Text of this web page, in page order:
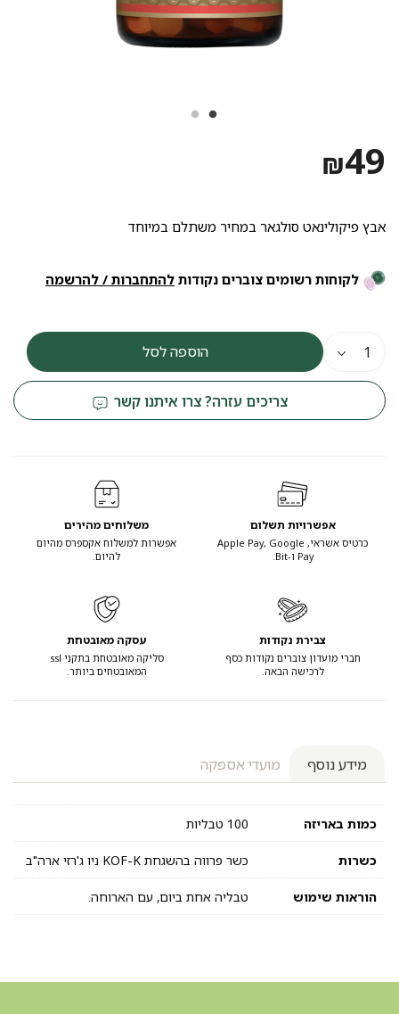
₪49
אבץ פיקולינאט סולגאר במחיר משתלם במיוחד
לקוחות רשומים צוברים נקודות להתחברות / להרשמה
הוספה לסל
צריכים עזרה? צרו איתנו קשר
מידע נוסף מועדי אספקה
כמות באריזה 100 טבליות
כשרות כשר פרווה בהשגחת KOF-K ניו ג'רזי ארה"ב
הוראות שימוש טבליה אחת ביום, עם הארוחה.
אפשרויות תשלום
כרטיס אשראי, Apple Pay, Google
Pay ו-Bit.
משלוחים מהירים
אפשרות למשלוח אקספרס מהיום
להיום.
צבירת נקודות
חברי מועדון צוברים נקודות כסף
לרכישה הבאה.
עסקה מאובטחת
סליקה מאובטחת בתקני ssl
המאובטחים ביותר.